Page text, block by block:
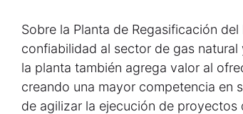
Sobre la Planta de Regasificación
confiabilidad al sector de gas
la planta también agrega valor al
creando una mayor competencia en
de agilizar la ejecución de